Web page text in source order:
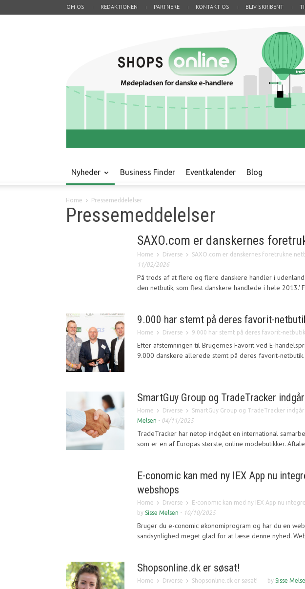
OM OS REDAKTIONEN PARTNERE KONTAKT OS BLIV SKRIBENT
Nyheder Business Finder Eventkalender Blog
Home Pressemeddelelser
Pressemeddelelser
SAXO.com er danskernes
Home Diverse SAXO.com er danskernes foretrukne
11/02/2026
På trods af at flere og flere danskere handler i
den netbutik, som flest danskere handlede i hele 2013.'
9.000 har stemt på deres favorit-
Home Diverse 9.000 har stemt på deres favorit-
Efter afstemningen til Brugernes Favorit ved E-
9.000 danskere allerede stemt på deres favorit-netbutik.
SmartGuy Group og TradeTracker
Home Diverse SmartGuy Group og TradeTracker
Melsen - 04/11/2025
TradeTracker har netop indgået en international
som er en af Europas største, online modebutikker.
E-conomic kan med ny IEX App nu
webshops
Home Diverse
E-conomic kan med ny IEX App nu
by Sisse Melsen - 10/10/2025
Bruger du e-conomic økonomiprogram og har du en
sandsynlighed meget glad for at læse denne nyhed.
Shopsonline.dk er søsat!
Home Diverse Shopsonline.dk er søsat! by Sisse